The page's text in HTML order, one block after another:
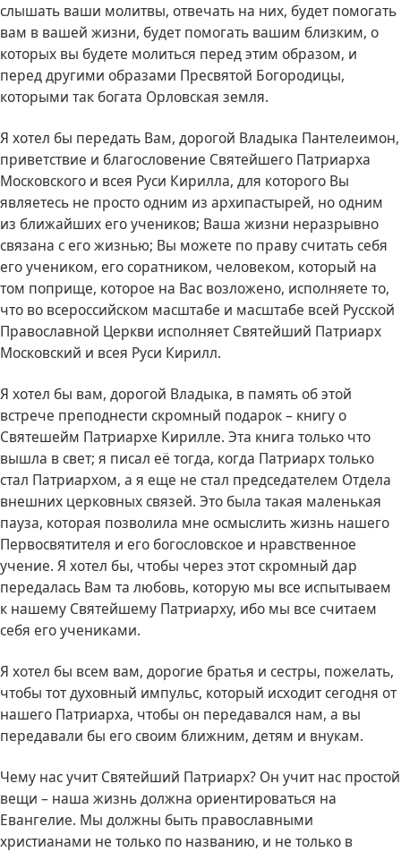
слышать ваши молитвы, отвечать на них, будет помогать
вам в вашей жизни, будет помогать вашим близким, о
которых вы будете молиться перед этим образом, и
перед другими образами Пресвятой Богородицы,
которыми так богата Орловская земля.
Я хотел бы передать Вам, дорогой Владыка Пантелеимон,
приветствие и благословение Святейшего Патриарха
Московского и всея Руси Кирилла, для которого Вы
являетесь не просто одним из архипастырей, но одним
из ближайших его учеников; Ваша жизни неразрывно
связана с его жизнью; Вы можете по праву считать себя
его учеником, его соратником, человеком, который на
том поприще, которое на Вас возложено, исполняете то,
что во всероссийском масштабе и масштабе всей Русской
Православной Церкви исполняет Святейший Патриарх
Московский и всея Руси Кирилл.
Я хотел бы вам, дорогой Владыка, в память об этой
встрече преподнести скромный подарок – книгу о
Святешейм Патриархе Кирилле. Эта книга только что
вышла в свет; я писал её тогда, когда Патриарх только
стал Патриархом, а я еще не стал председателем Отдела
внешних церковных связей. Это была такая маленькая
пауза, которая позволила мне осмыслить жизнь нашего
Первосвятителя и его богословское и нравственное
учение. Я хотел бы, чтобы через этот скромный дар
передалась Вам та любовь, которую мы все испытываем
к нашему Святейшему Патриарху, ибо мы все считаем
себя его учениками.
Я хотел бы всем вам, дорогие братья и сестры, пожелать,
чтобы тот духовный импульс, который исходит сегодня от
нашего Патриарха, чтобы он передавался нам, а вы
передавали бы его своим ближним, детям и внукам.
Чему нас учит Святейший Патриарх? Он учит нас простой
вещи – наша жизнь должна ориентироваться на
Евангелие. Мы должны быть православными
христианами не только по названию, и не только в